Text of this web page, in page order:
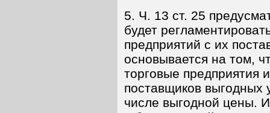
5. Ч. 13 ст. 25
будет
предприятий с их
основывается на том,
торговые предприятия
поставщиков выгодных
числе выгодной цены.